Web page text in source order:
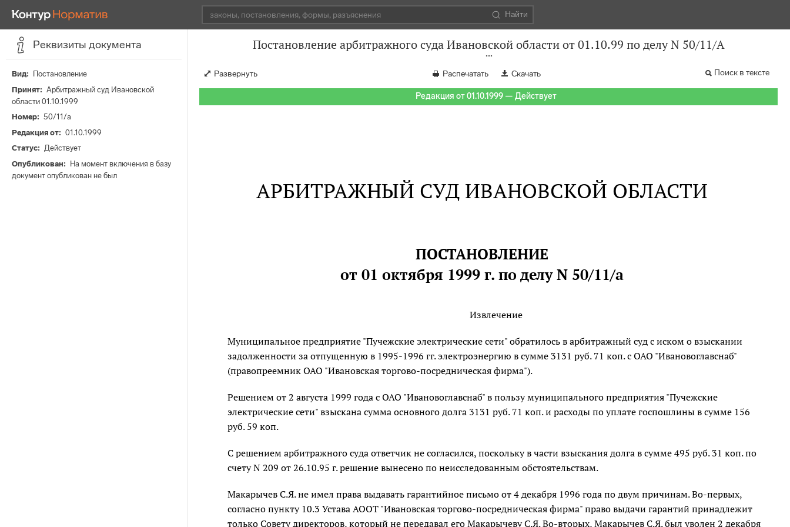
Найти
Реквизиты документа
Вид
Постановление
Принят
Арбитражный суд Ивановской
области 01.10.1999
Номер
50/11/а
Редакция от
01.10.1999
Статус
Действует
Опубликован
На момент включения в базу
документ опубликован не был
Постановление арбитражного суда Ивановской области от 01.10.99 по делу N 50/11/А
Развернуть Распечатать Скачать Поиск в тексте
Редакция от 01.10.1999 — Действует
АРБИТРАЖНЫЙ СУД ИВАНОВСКОЙ ОБЛАСТИ
ПОСТАНОВЛЕНИЕ
от 01 октября 1999 г. по делу N 50/11/а
Извлечение
Муниципальное предприятие "Пучежские электрические сети" обратилось в арбитражный суд с иском о взыскании
задолженности за отпущенную в 1995-1996 гг. электроэнергию в сумме 3131 руб. 71 коп. с ОАО "Ивановоглавснаб"
(правопреемник ОАО "Ивановская торгово-посредническая фирма").
Решением от 2 августа 1999 года с ОАО "Ивановоглавснаб" в пользу муниципального предприятия "Пучежские
электрические сети" взыскана сумма основного долга 3131 руб. 71 коп. и расходы по уплате госпошлины в сумме 156
руб. 59 коп.
С решением арбитражного суда ответчик не согласился, поскольку в части взыскания долга в сумме 495 руб. 31 коп. по
счету N 209 от 26.10.95 г. решение вынесено по неисследованным обстоятельствам.
Макарычев С.Я. не имел права выдавать гарантийное письмо от 4 декабря 1996 года по двум причинам. Во-первых,
согласно пункту 10.3 Устава АООТ "Ивановская торгово-посредническая фирма" право выдачи гарантий принадлежит
только Совету директоров, который не передавал его Макарычеву С.Я. Во-вторых, Макарычев С.Я. был уволен 2 декабря